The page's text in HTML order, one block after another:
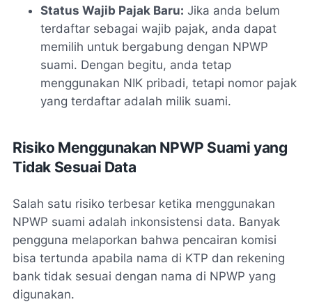
Status Wajib Pajak Baru: Jika anda belum
terdaftar sebagai wajib pajak, anda dapat
memilih untuk bergabung dengan NPWP
suami. Dengan begitu, anda tetap
menggunakan NIK pribadi, tetapi nomor pajak
yang terdaftar adalah milik suami.
Risiko Menggunakan NPWP Suami yang
Tidak Sesuai Data
Salah satu risiko terbesar ketika menggunakan
NPWP suami adalah inkonsistensi data. Banyak
pengguna melaporkan bahwa pencairan komisi
bisa tertunda apabila nama di KTP dan rekening
bank tidak sesuai dengan nama di NPWP yang
digunakan.